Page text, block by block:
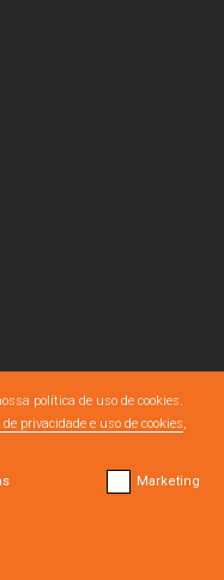
política de uso de cookies.
privacidade e uso de cookies,
Marketing